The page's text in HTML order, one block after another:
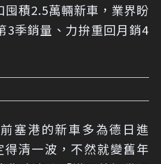
囤積2.5萬輛新車，業界盼
3季銷量、力拚重回月銷4
塞港的新車多為德日進
清一波，不然就變舊年